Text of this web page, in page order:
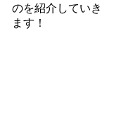
のを紹介していき
ます！